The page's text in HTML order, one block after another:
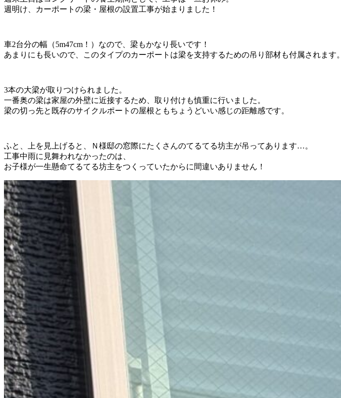
週明け、カーポートの梁・屋根の設置工事が始まりました！
車2台分の幅（5m47cm！）なので、梁もかなり長いです！
あまりにも長いので、このタイプのカーポートは梁を支持するための吊り部材も付属されます。
3本の大梁が取りつけられました。
一番奥の梁は家屋の外壁に近接するため、取り付けも慎重に行いました。
梁の切っ先と既存のサイクルポートの屋根ともちょうどいい感じの距離感です。
ふと、上を見上げると、Ｎ様邸の窓際にたくさんのてるてる坊主が吊ってあります…。
工事中雨に見舞われなかったのは、
お子様が一生懸命てるてる坊主をつくっていたからに間違いありません！